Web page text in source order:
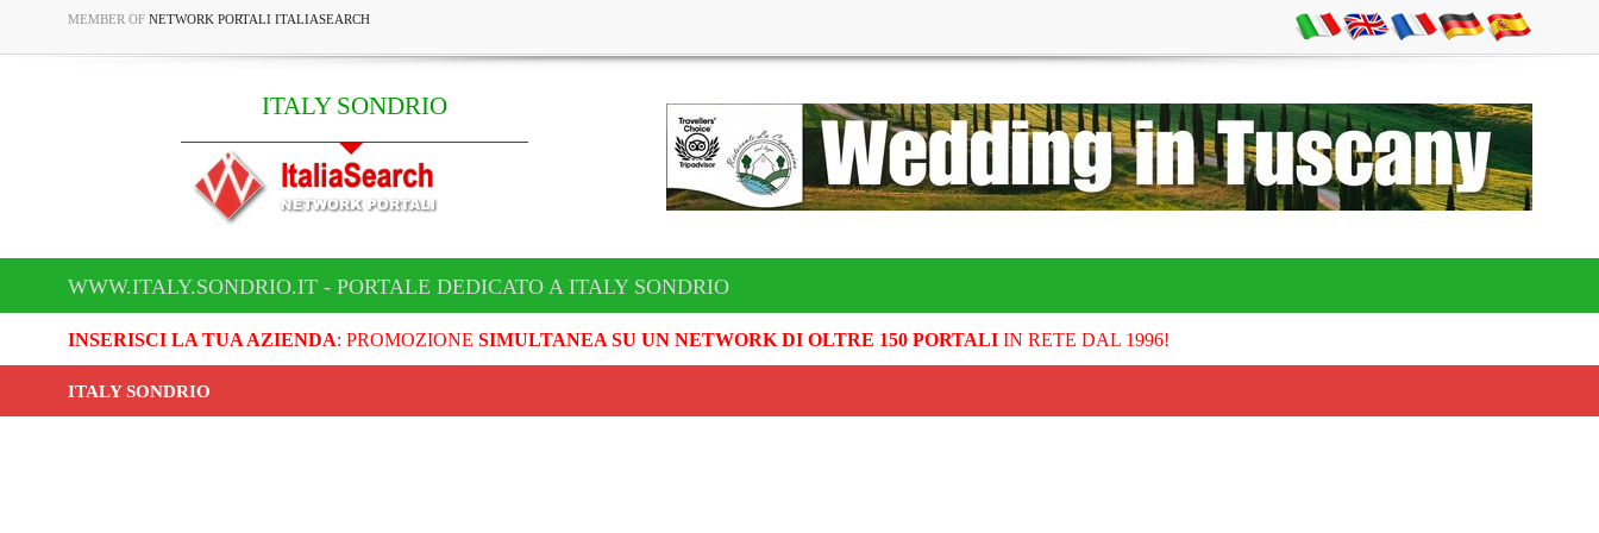
MEMBER OF NETWORK PORTALI ITALIASEARCH
ITALY SONDRIO
WWW.ITALY.SONDRIO.IT - PORTALE DEDICATO A ITALY SONDRIO
INSERISCI LA TUA AZIENDA: PROMOZIONE SIMULTANEA SU UN NETWORK DI OLTRE 150 PORTALIIN RETE DAL 1996!
ITALY SONDRIO